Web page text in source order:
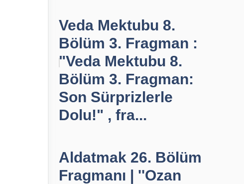
Veda Mektubu 8.
Bölüm 3. Fragman :
"Veda Mektubu 8.
Bölüm 3. Fragman:
Son Sürprizlerle
Dolu!" , fra...
Aldatmak 26. Bölüm
Fragmanı | ''Ozan